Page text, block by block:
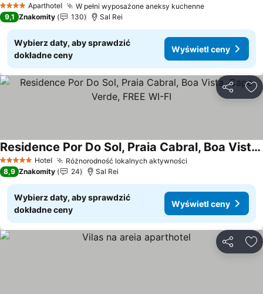
4 KategoriaAparthotel W pełni wyposażone aneksy kuchenneWyświetl
9,1 Znakomity 130 Sal Rei
Wybierz daty, aby sprawdzić
dokładne ceny
Wyświetl ceny
5 KategoriaHotel Różnorodność lokalnych aktywności
Residence Por Do Sol, Praia Cabral, Boa Vista, Cape Verde, FREE WI-FI
Wyświetl ceny
8,9 Znakomity 24 Sal Rei
Wybierz daty, aby sprawdzić
dokładne ceny
Wyświetl ceny